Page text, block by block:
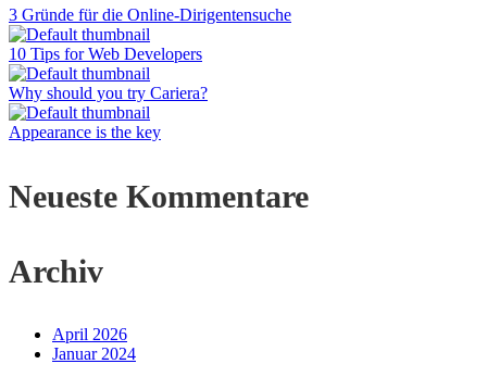
3 Gründe für die Online-Dirigentensuche
10 Tips for Web Developers
Why should you try Cariera?
Appearance is the key
Neueste Kommentare
Archiv
April 2026
Januar 2024